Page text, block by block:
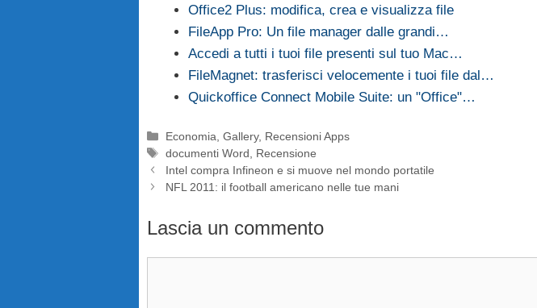
Office2 Plus: modifica, crea e visualizza file
FileApp Pro: Un file manager dalle grandi…
Accedi a tutti i tuoi file presenti sul tuo Mac…
FileMagnet: trasferisci velocemente i tuoi file dal…
Quickoffice Connect Mobile Suite: un "Office"…
Categorie
Economia ,Gallery, Recensioni Apps
Tag
documenti Word
Recensione
Intel compra Infineon e si muove nel mondo portatile
NFL 2011: il football americano nelle tue mani
Lascia un commento